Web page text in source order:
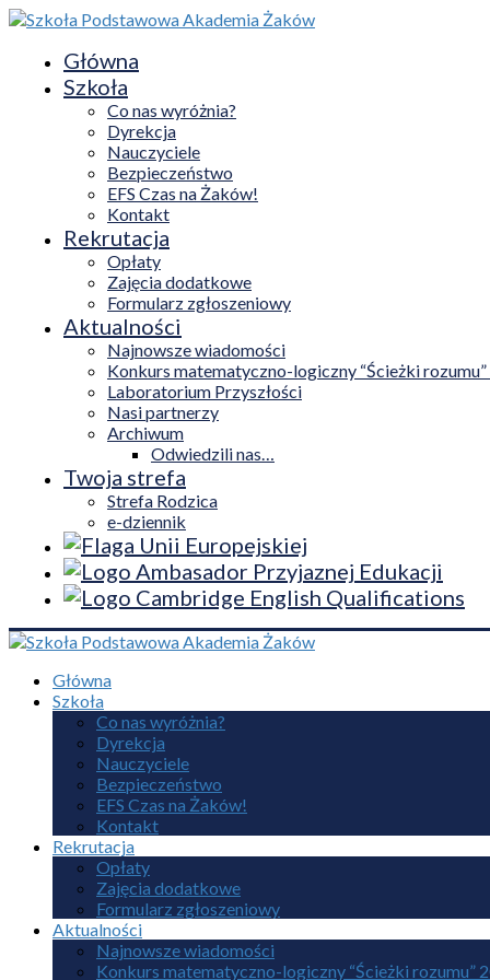
Główna
Szkoła
Co nas wyróżnia?
Dyrekcja
Nauczyciele
Bezpieczeństwo
EFS Czas na Żaków!
Kontakt
Rekrutacja
Opłaty
Zajęcia dodatkowe
Formularz zgłoszeniowy
Aktualności
Najnowsze wiadomości
Konkurs matematyczno-logiczny “Ścieżki
Laboratorium Przyszłości
Nasi partnerzy
Archiwum
Odwiedzili nas…
Twoja strefa
Strefa Rodzica
e-dziennik
Główna
Szkoła
Co nas wyróżnia?
Dyrekcja
Nauczyciele
Bezpieczeństwo
EFS Czas na Żaków!
Kontakt
Rekrutacja
Opłaty
Zajęcia dodatkowe
Formularz zgłoszeniowy
Aktualności
Najnowsze wiadomości
Konkurs matematyczno-logiczny “Ścieżki rozumu”